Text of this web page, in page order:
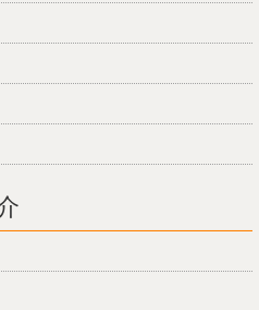
日
方に限り／